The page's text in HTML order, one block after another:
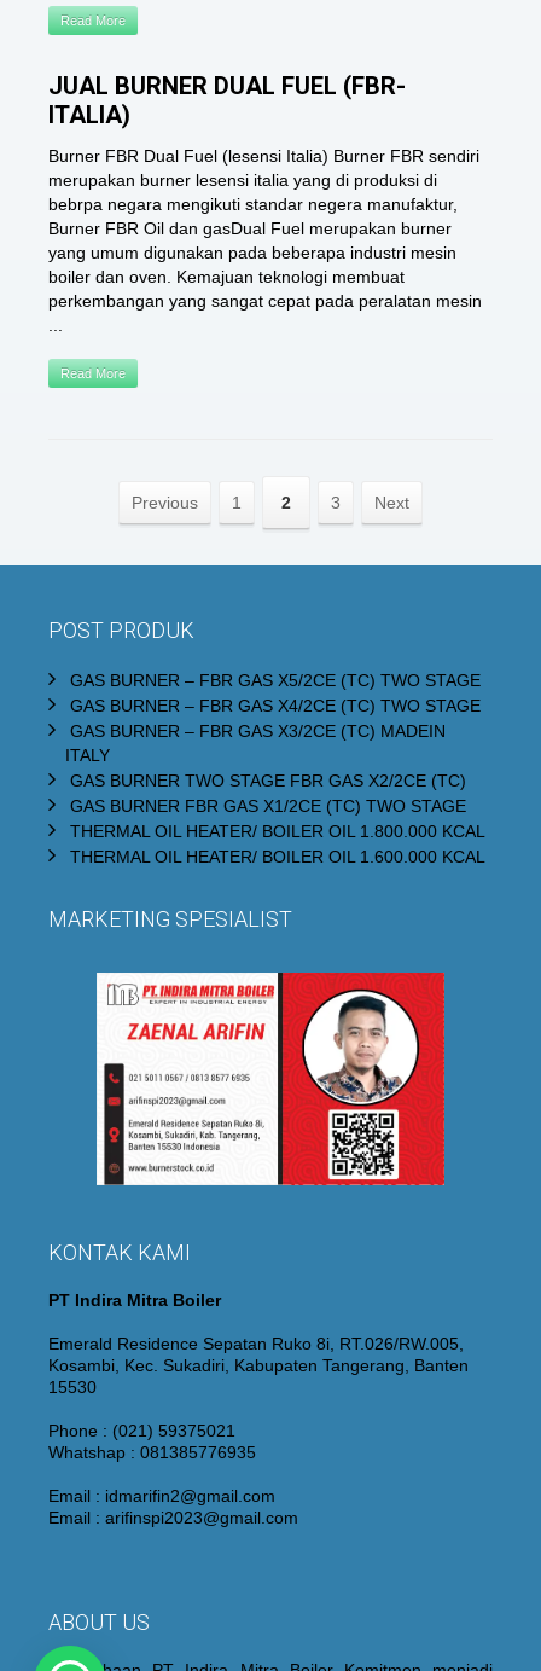
Read More
JUAL BURNER DUAL FUEL (FBR-
ITALIA)
Burner FBR Dual Fuel (lesensi Italia) Burner FBR sendiri
merupakan burner lesensi italia yang di produksi di
bebrpa negara mengikuti standar negera manufaktur,
Burner FBR Oil dan gasDual Fuel merupakan burner
yang umum digunakan pada beberapa industri mesin
boiler dan oven. Kemajuan teknologi membuat
perkembangan yang sangat cepat pada peralatan mesin
Read More
Previous 1 2 3 Next
POST PRODUK
GAS BURNER – FBR GAS X5/2CE (TC) TWO STAGE
GAS BURNER – FBR GAS X4/2CE (TC) TWO STAGE
GAS BURNER – FBR GAS X3/2CE (TC) MADEIN
ITALY
GAS BURNER TWO STAGE FBR GAS X2/2CE (TC)
GAS BURNER FBR GAS X1/2CE (TC) TWO STAGE
THERMAL OIL HEATER/ BOILER OIL 1.800.000 KCAL
THERMAL OIL HEATER/ BOILER OIL 1.600.000 KCAL
MARKETING SPESIALIST
KONTAK KAMI
PT Indira Mitra Boiler
Emerald Residence Sepatan Ruko 8i, RT.026/RW.005,
Kosambi, Kec. Sukadiri, Kabupaten Tangerang, Banten
15530
Phone : (021) 59375021
Whatshap : 081385776935
Email : idmarifin2@gmail.com
Email : arifinspi2023@gmail.com
ABOUT US